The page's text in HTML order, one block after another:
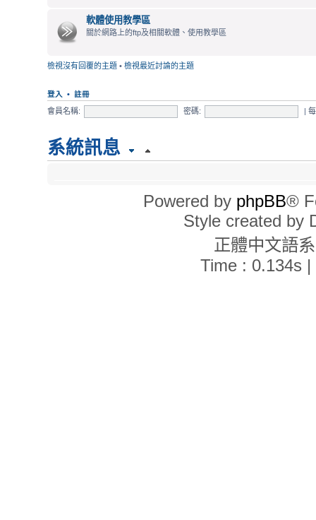
軟體使用教學區
關於網路上的ftp及相關軟體、使用教學區
檢視沒有回覆的主題 • 檢視最近討論的主題
登入 • 註冊
會員名稱:
密碼: |
系統訊息
所有顯示的時間為 UTC + 8 小時
現在的時間是 2026年 8月 9日, 22:40
位使用者：1 位註冊會員、0 位隱形會員和 30 位訪客 (這些資料
2026年 3月 7日, 22:20
Powered by phpBB®
Style created by
正體中文語
Time : 0.134s